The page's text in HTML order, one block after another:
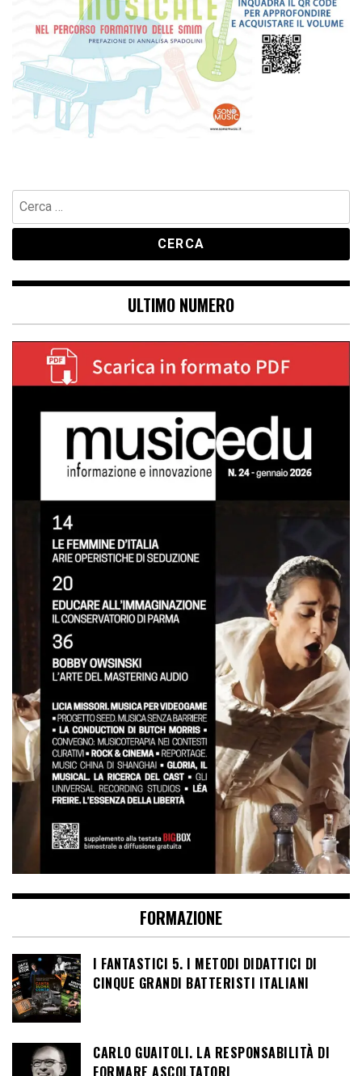
Ricerca
per:
ULTIMO NUMERO
FORMAZIONE
I FANTASTICI 5. I METODI DIDATTICI DI
CINQUE GRANDI BATTERISTI ITALIANI
CARLO GUAITOLI. LA RESPONSABILITÀ DI
FORMARE ASCOLTATORI